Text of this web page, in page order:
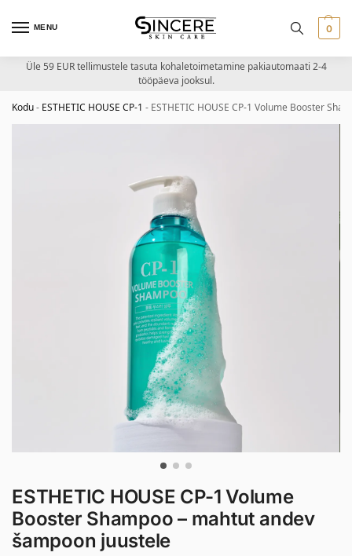
MENU 0
Üle 59 EUR tellimustele tasuta kohaletoimetamine pakiautomaati 2-4
tööpäeva jooksul.
Kodu- ESTHETIC HOUSE CP-1 - ESTHETIC HOUSE CP-1 Volume Booster
ESTHETIC HOUSE CP-1 Volume
Booster Shampoo – mahtut andev
šampoon juustele